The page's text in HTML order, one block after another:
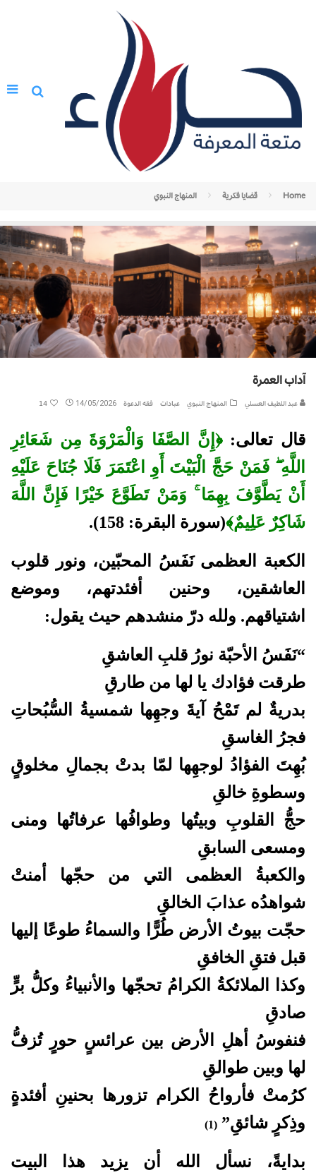
Home قضايا فكرية المنهاج النبوي
آداب العمرة
عبد اللطيف العسلي المنهاج النبوي عبادات فقه الدعوة 14/05/2026
14
قال تعالى:﴿إِنَّ الصَّفَا وَالْمَرْوَةَ مِن شَعَائِرِ
اللَّهِ ۖ فَمَنْ حَجَّ الْبَيْتَ أَوِ اعْتَمَرَ فَلَا جُنَاحَ عَلَيْهِ
أَنْ يَطَّوَّفَ بِهِمَا ۚ وَمَنْ تَطَوَّعَ خَيْرًا فَإِنَّ اللَّهَ
شَاكِرٌ عَلِيمٌ﴾(سورة البقرة: 158).
الكعبة العظمى نَفَسُ المحبّين، ونور قلوب
العاشقين، وحنين أفئدتهم، وموضع
اشتياقهم. ولله درّ منشدهم حيث يقول:
“نَفَسُ الأحبّة نورُ قلبِ العاشقِ
طرقت فؤادك يا لها من طارقِ
بدريةٌ لم تَمْحُ آيةَ وجهِها شمسيةُ السُّبُحاتِ
فجرُ الغاسقِ
بُهِتَ الفؤادُ لوجهِها لمّا بدتْ بجمالِ مخلوقٍ
وسطوةِ خالقِ
حجُّ القلوبِ وبيتُها وطوافُها عرفاتُها ومنى
ومسعى السابقِ
والكعبةُ العظمى التي من حجّها أمنتْ
شواهدُه عذابَ الخالقِ
حجّت بيوتُ الأرض طُرًّا والسماءُ طوعًا إليها
قبل فتقِ الخافقِ
وكذا الملائكةُ الكرامُ تحجّها والأنبياءُ وكلُّ برٍّ
صادقِ
فنفوسُ أهلِ الأرض بين عرائسٍ حورٍ تُزفُّ
لها وبين طوالقِ
كرُمتْ فأرواحُ الكرام تزورها بحنينِ أفئدةٍ
وذِكرٍ شائقِ” (1)
بدايةً، نسأل الله أن يزيد هذا البيت